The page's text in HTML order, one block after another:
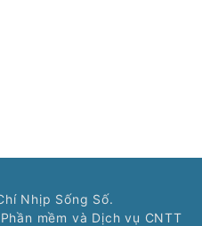
Nhịp Sống Số.
mềm và Dịch vụ CNTT